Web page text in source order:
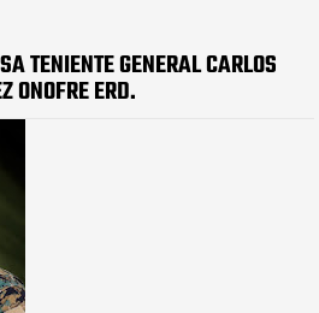
TENIENTE GENERAL CARLOS
ONOFRE ERD.